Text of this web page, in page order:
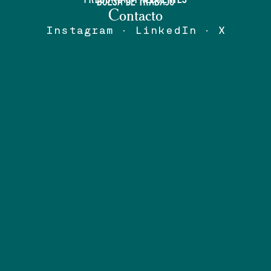
Contacto
Instagram · LinkedIn · X